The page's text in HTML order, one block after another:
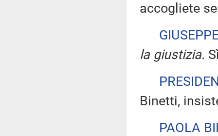
accogliete
la giustizia.
Binetti,
PAOLA